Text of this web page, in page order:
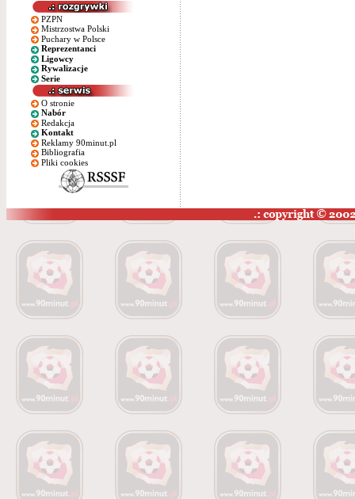
PZPN
Mistrzostwa Polski
Puchary w Polsce
Reprezentanci
Ligowcy
Rywalizacje
Serie
O stronie
Nabór
Redakcja
Kontakt
Reklamy 90minut.pl
Bibliografia
Pliki cookies